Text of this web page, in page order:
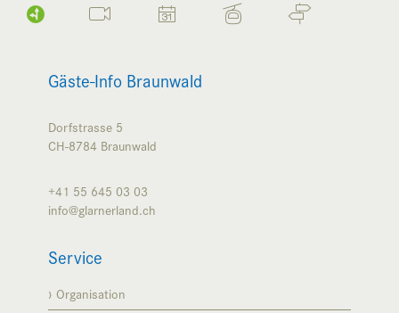
Gäste-Info Braunwald
Dorfstrasse 5
CH-8784 Braunwald
+41 55 645 03 03
info@glarnerland.ch
Service
Organisation